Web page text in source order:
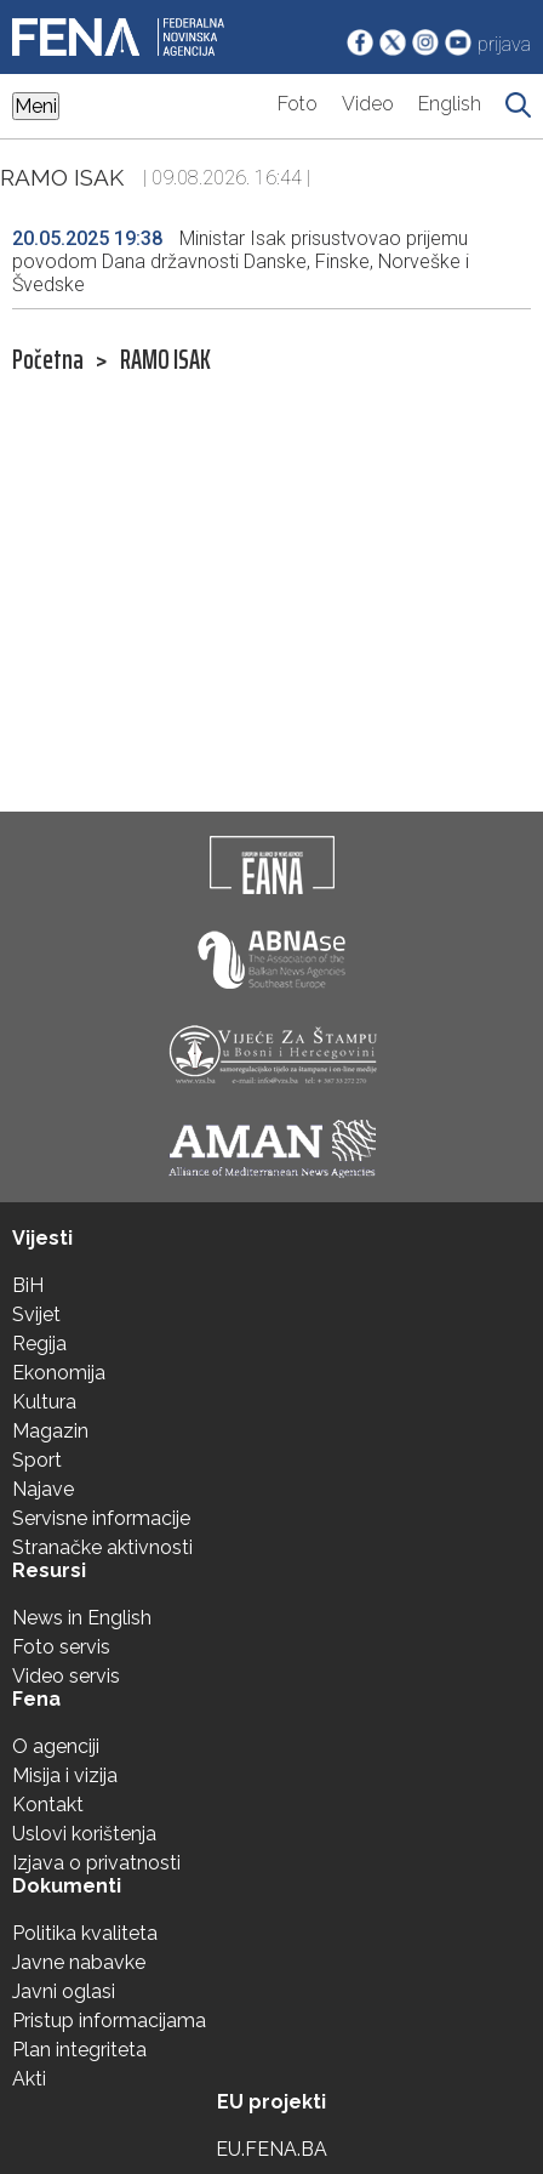
prijava
Meni Foto Video English
RAMO ISAK | 09.08.2026. 16:44 |
20.05.2025 19:38
Ministar Isak prisustvovao prijemu
povodom Dana državnosti Danske, Finske, Norveške i
Švedske
Početna > RAMO ISAK
Vijesti
BiH
Svijet
Regija
Ekonomija
Kultura
Magazin
Sport
Najave
Servisne informacije
Stranačke aktivnosti
Resursi
News in English
Foto servis
Video servis
Fena
O agenciji
Misija i vizija
Kontakt
Uslovi korištenja
Izjava o privatnosti
Dokumenti
Politika kvaliteta
Javne nabavke
Javni oglasi
Pristup informacijama
Plan integriteta
Akti
EU projekti
EU.FENA.BA